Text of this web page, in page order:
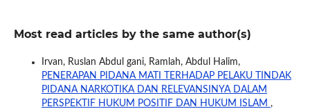
Most read articles by the same author(s)
Irvan, Ruslan Abdul gani, Ramlah, Abdul Halim,
PENERAPAN PIDANA MATI TERHADAP PELAKU TINDAK
PIDANA NARKOTIKA DAN RELEVANSINYA DALAM
PERSPEKTIF HUKUM POSITIF DAN HUKUM ISLAM ,